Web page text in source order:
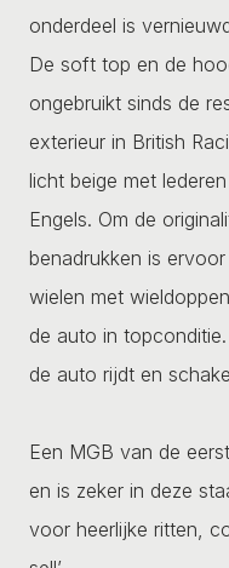
onderdeel is
De soft top en de
ongebruikt sinds de
exterieur in British
licht beige met
Engels. Om de
benadrukken is
wielen met
de auto in
de auto rijdt en
Een MGB van de
en is zeker in deze
voor heerlijke ritten,